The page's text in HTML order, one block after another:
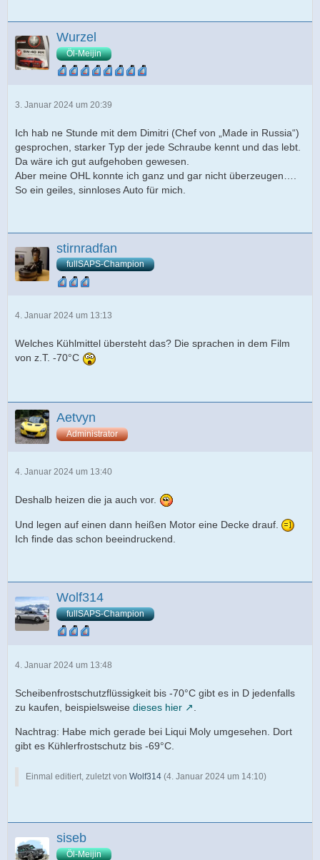
Wurzel
Öl-Meijin
3. Januar 2024 um 20:39
Ich hab ne Stunde mit dem Dimitri (Chef von „Made in Russia“)
gesprochen, starker Typ der jede Schraube kennt und das lebt.
Da wäre ich gut aufgehoben gewesen.
Aber meine OHL konnte ich ganz und gar nicht überzeugen….
So ein geiles, sinnloses Auto für mich.
stirnradfan
fullSAPS-Champion
4. Januar 2024 um 13:13
Welches Kühlmittel übersteht das? Die sprachen in dem Film
von z.T. -70°C
Aetvyn
Administrator
4. Januar 2024 um 13:40
Deshalb heizen die ja auch vor.
Und legen auf einen dann heißen Motor eine Decke drauf.
Ich finde das schon beeindruckend.
Wolf314
fullSAPS-Champion
4. Januar 2024 um 13:48
Scheibenfrostschutzflüssigkeit bis -70°C gibt es in D jedenfalls
zu kaufen, beispielsweise dieses hier
Nachtrag: Habe mich gerade bei Liqui Moly umgesehen. Dort
gibt es Kühlerfrostschutz bis -69°C.
Einmal editiert, zuletzt von Wolf314 (4. Januar 2024 um 14:10)
siseb
Öl-Meijin